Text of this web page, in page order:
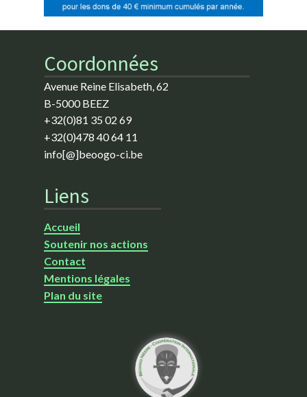
Coordonnées
Avenue Reine Elisabeth, 62
B-5000 BEEZ
+32(0)81 35 02 69
+32(0)478 40 64 11
info[@]beoogo-ci.be
Liens
Accueil
Soutenir nos actions
Contact
Mentions légales
Plan du site